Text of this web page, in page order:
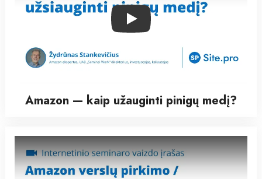
Play
Amazon — kaip užauginti pinigų medį?